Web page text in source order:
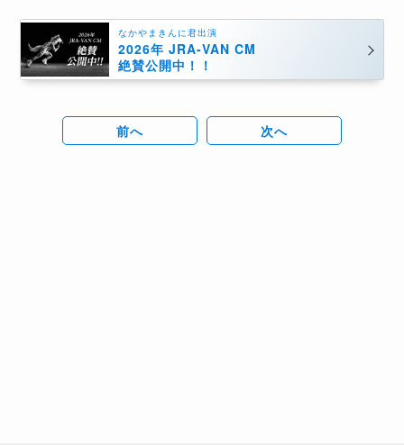
なかやまきんに君出演
2026年 JRA-VAN CM
絶賛公開中！！
前へ 次へ